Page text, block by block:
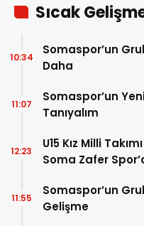
Sıcak
Somaspor’un
Daha
10:34
Somaspor’un
Tanıyalım
11:07
U15 Kız Milli
Soma Zafer
12:23
Somaspor’un
Gelişme
11:55